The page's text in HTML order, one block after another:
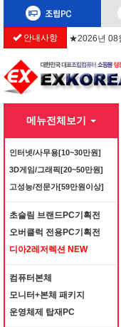
안내사항 ★2026년 08
메뉴전체보기
인터넷/사무용[10~30만원]
3D게임/그래픽[20~50만원]
고성능/전문가[59만원이상]
초슬림 브랜드PC기획전
오버클럭 전용PC기획전
디아2레저렉션 NEW
컴퓨터본체
모니터+본체 패키지
운영체제 탑재PC